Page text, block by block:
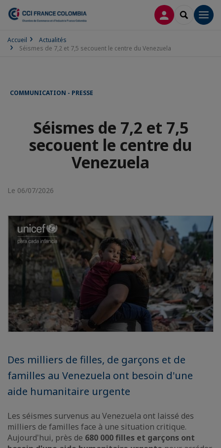
CONNEXION
Accueil
Actualités
Séismes de 7,2 et 7,5 secouent le centre du Venezuela
COMMUNICATION - PRESSE
Séismes de 7,2 et 7,5
secouent le centre du
Venezuela
Le 06/07/2026
Des milliers de filles, de garçons et de
familles au Venezuela ont besoin d'une
aide humanitaire urgente
Les séismes survenus au Venezuela ont laissé des
milliers de familles face à une situation critique.
Aujourd'hui, près de 680 000 filles et garçons ont